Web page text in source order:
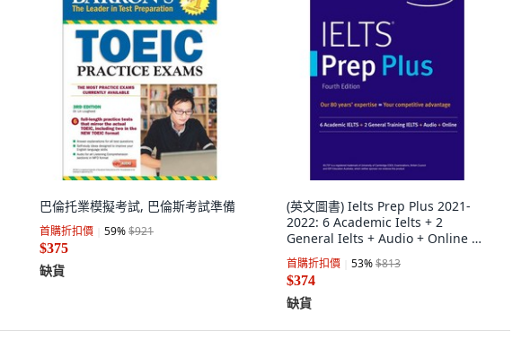
巴倫托業模擬考試, 巴倫斯考試準備
首購折扣價 59%$921
$375
缺貨
(英文圖書) Ielts Prep Plus 2021-
2022: 6 Academic Ielts + 2
General Ielts + Audio + Online 平
裝版, Kaplan Publishing, 英文
首購折扣價 53%$813
$374
缺貨